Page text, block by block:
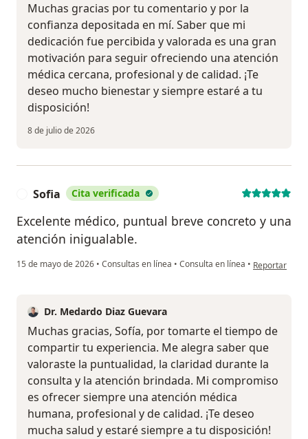
Muchas gracias por tu comentario y por la
confianza depositada en mí. Saber que mi
dedicación fue percibida y valorada es una gran
motivación para seguir ofreciendo una atención
médica cercana, profesional y de calidad. ¡Te
deseo mucho bienestar y siempre estaré a tu
disposición!
8 de julio de 2026
Sofia Cita verificada
Excelente médico, puntual breve concreto y una
atención inigualable.
15 de mayo de 2026 • Consultas en línea • Consulta en línea • en opinión
Reportar
Dr. Medardo Diaz Guevara
Muchas gracias, Sofía, por tomarte el tiempo de
compartir tu experiencia. Me alegra saber que
valoraste la puntualidad, la claridad durante la
consulta y la atención brindada. Mi compromiso
es ofrecer siempre una atención médica
humana, profesional y de calidad. ¡Te deseo
mucha salud y estaré siempre a tu disposición!